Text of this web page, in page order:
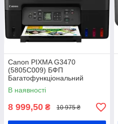
Canon PIXMA G3470
(5805C009) БФП
Багатофункціональний
пристрій
В наявності
8 999,50 ₴ 10 975 ₴